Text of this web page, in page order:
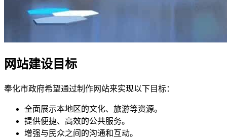
网站建设目标
奉化市政府希望通过制作网站来实现以下目标：
全面展示本地区的文化、旅游等资源。
提供便捷、高效的公共服务。
增强与民众之间的沟通和互动。